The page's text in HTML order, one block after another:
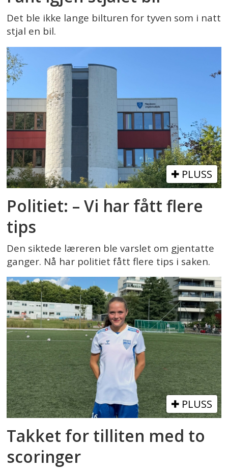
Det ble ikke lange bilturen for tyven som i natt
stjal en bil.
PLUSS
Politiet: – Vi har fått flere
tips
Den siktede læreren ble varslet om gjentatte
ganger. Nå har politiet fått flere tips i saken.
PLUSS
Takket for tilliten med to
scoringer